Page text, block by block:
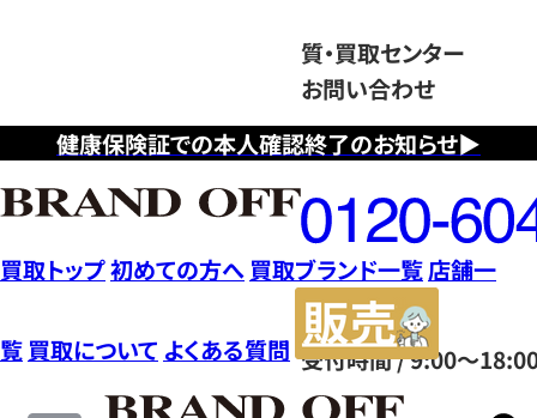
健康保険証での本人確認終了のお知らせ▶
質・買取センター
お問い合わせ
フ
リ
ー
ダ
イ
ヤ
ル
0120604117
受付時間 / 9:00～
買取トップ初めての方へ 買取ブランド一覧店舗一
覧 買取について よくある質問
サ